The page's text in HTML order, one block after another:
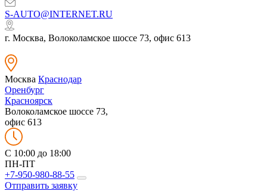
S-AUTO@INTERNET.RU
г. Москва, Волоколамское шоссе 73, офис 613
Москва Краснодар
Оренбург
Красноярск
Волоколамское шоссе 73,
офис 613
C 10:00 до 18:00
ПН-ПТ
+7-950-980-88-55
Отправить заявку